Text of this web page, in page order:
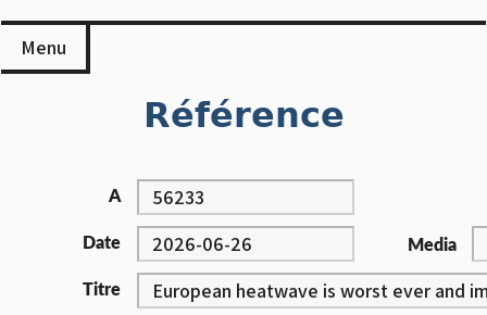
Menu
Référence
A
Date Media
Titre